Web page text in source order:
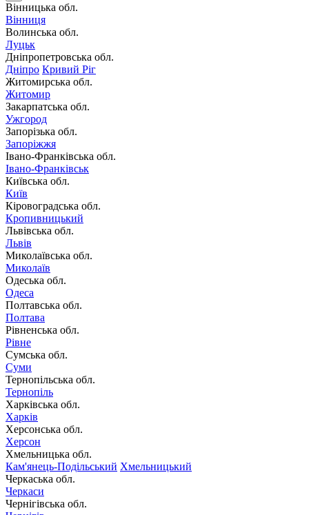
Вінницька обл.
Вінниця
Волинська обл.
Луцьк
Дніпропетровська обл.
Дніпро Кривий Ріг
Житомирська обл.
Житомир
Закарпатська обл.
Ужгород
Запорізька обл.
Запоріжжя
Івано-Франківська обл.
Івано-Франківськ
Київська обл.
Київ
Кіровоградська обл.
Кропивницький
Львівська обл.
Львів
Миколаївська обл.
Миколаїв
Одеська обл.
Одеса
Полтавська обл.
Полтава
Рівненська обл.
Рівне
Сумська обл.
Суми
Тернопільська обл.
Тернопіль
Харківська обл.
Харків
Херсонська обл.
Херсон
Хмельницька обл.
Кам'янець-Подільський Хмельницький
Черкаська обл.
Черкаси
Чернігівська обл.